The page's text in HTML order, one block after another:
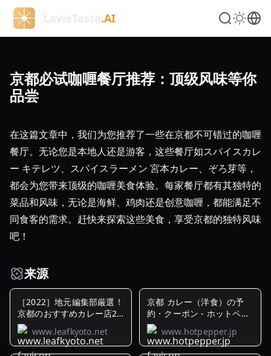
.AI
京都必试咖喱餐厅推荐：顶级风味等你
品尝
在这篇文章中，我们为您推荐了一些在京都不可错过的咖喱
餐厅。无论您是本地人还是游客，这些餐厅如スパイスカレ
ー キテレツ、スパイスラーメン 宮本カレー、ぞろ芽等，
都会为您带来顶级的咖喱美食体验。每家餐厅都有其独特的
菜品和风味，无论是海鲜、鸡肉还是创意咖喱，都能满足不
同食客的需求。赶快来探索这些美食，享受京都的独特风味
吧！
来源
［2022］地元編集部厳選！
京都のおすすめカレー店24
軒
www.leafkyoto.net
京都 カレー（洋食）の予
約・クーポン - ホットペッ
パーグルメ
www.hotpepper.jp